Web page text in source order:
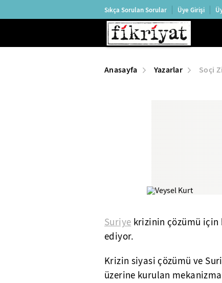
Sıkça Sorulan Sorular Üye Girişi
Anasayfa Yazarlar Soçi
Suriye krizinin çözümü
ediyor.
Krizin siyasi çözümü ve
üzerine kurulan